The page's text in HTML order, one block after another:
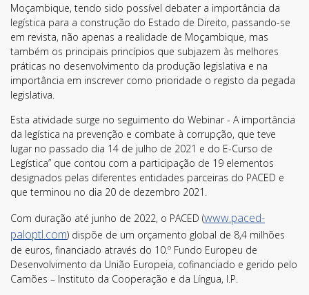
Moçambique, tendo sido possível debater a importância da
legística para a construção do Estado de Direito, passando-se
em revista, não apenas a realidade de Moçambique, mas
também os principais princípios que subjazem às melhores
práticas no desenvolvimento da produção legislativa e na
importância em inscrever como prioridade o registo da pegada
legislativa.
Esta atividade surge no seguimento do Webinar - A importância
da legística na prevenção e combate à corrupção, que teve
lugar no passado dia 14 de julho de 2021 e do E-Curso de
Legística” que contou com a participação de 19 elementos
designados pelas diferentes entidades parceiras do PACED e
que terminou no dia 20 de dezembro 2021.
Com duração até junho de 2022, o PACED (www.paced-
paloptl.com) dispõe de um orçamento global de 8,4 milhões
de euros, financiado através do 10.º Fundo Europeu de
Desenvolvimento da União Europeia, cofinanciado e gerido pelo
Camões – Instituto da Cooperação e da Língua, I.P.